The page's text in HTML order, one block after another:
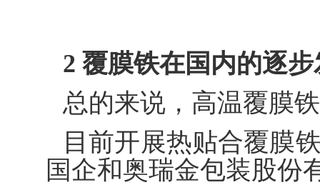
2 覆膜铁在国内的逐
总的来说，高温覆膜
目前开展热贴合覆膜
国企和奥瑞金包装股份